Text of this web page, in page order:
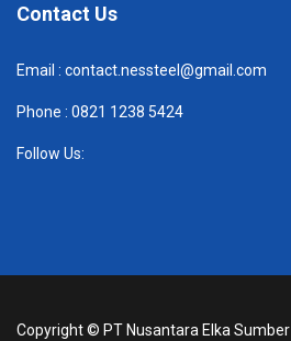
Contact Us
Email : contact.nessteel@gmail.com
Phone : 0821 1238 5424
Follow Us:
Copyright © PT Nusantara Elka Sumber